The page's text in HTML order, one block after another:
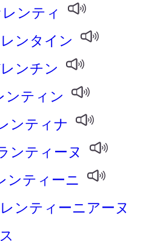
ンティ
ンタイン
ンチン
ンティン
ンティナ
ンティーヌ
ンティーニ
ンティーニアーヌ
ス